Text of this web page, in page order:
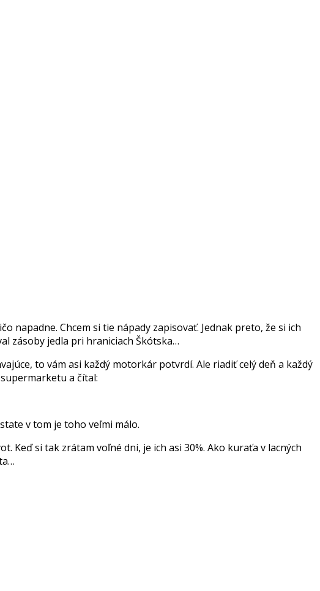
napadne. Chcem si tie nápady zapisovať. Jednak preto, že si ich
zásoby jedla pri hraniciach Škótska…
to vám asi každý motorkár potvrdí. Ale riadiť celý deň a každý
a čítal:
v tom je toho veľmi málo.
Keď si tak zrátam voľné dni, je ich asi 30%. Ako kuraťa v lacných